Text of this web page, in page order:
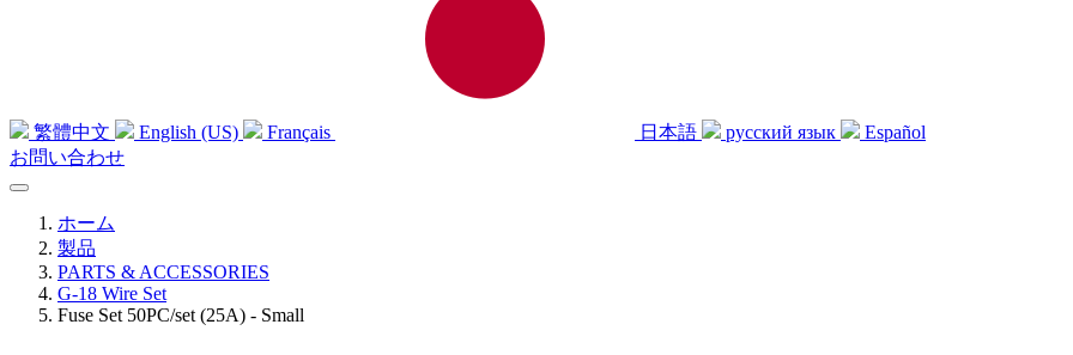
繁體中文 English (US) Français 日本語 русский язык
Español
お問い合わせ
ホーム
製品
PARTS & ACCESSORIES
G-18 Wire Set
Fuse Set 50PC/set (25A) - Small